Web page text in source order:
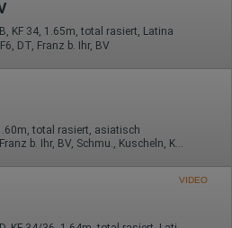
nicht mit anderen Daten von Google
Besucherverhalten sind folgende:
Smartphone)
Add-ons
Suchmaschine oder
KF 34, 1.65m, total rasiert, Latina
DT, Franz b. Ihr, BV
total rasiert, asiatisch
ZK, 69, GF6, Franz b. Ihr, BV, Schmu., Kuscheln, Körperküs.
VIDEO